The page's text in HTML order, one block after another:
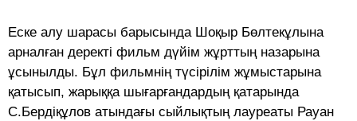
Еске алу шарасы барысында Шоқыр Бөлтекұлына
арналған деректі фильм дүйім жұрттың назарына
ұсынылды. Бұл фильмнің түсірілім жұмыстарына
қатысып, жарыққа шығарғандардың қатарында
С.Бердіқұлов атындағы сыйлықтың лауреаты Рауан